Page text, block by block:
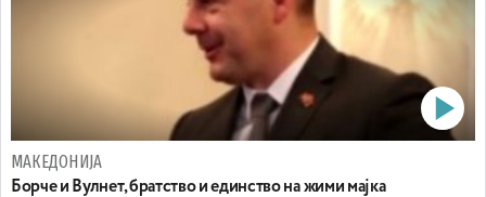
МАКЕДОНИЈА
Борче и Вулнет, братство и единство на жими мајка